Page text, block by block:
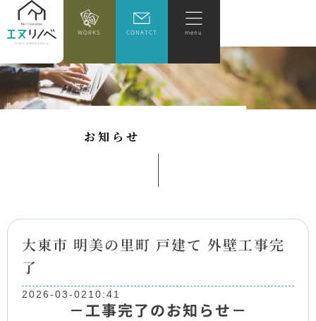
WORKS CONATCT menu
お知 ら せ
大東市 明美の里町 戸建て 外壁工事完
了
2026-03-02 10:41
－工事完了のお知らせ－